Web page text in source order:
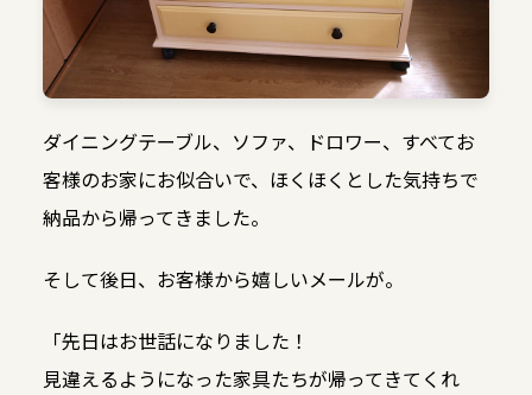
ダイニングテーブル、ソファ、ドロワー、すべてお
客様のお家にお似合いで、ほくほくとした気持ちで
納品から帰ってきました。
そして後日、お客様から嬉しいメールが。
「先日はお世話になりました！
見違えるようになった家具たちが帰ってきてくれ